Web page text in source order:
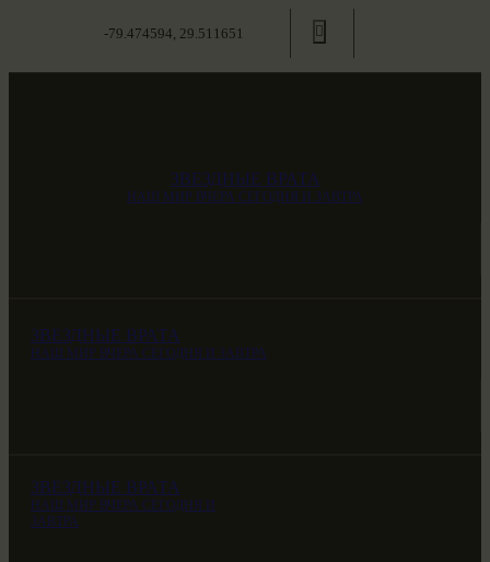
-79.474594, 29.511651
ЗВЕЗДНЫЕ ВРАТА
НАШ МИР ВЧЕРА СЕГОДНЯ И ЗАВТРА
ЗВЕЗДНЫЕ ВРАТА
НАШ МИР ВЧЕРА СЕГОДНЯ И ЗАВТРА
ЗВЕЗДНЫЕ ВРАТА
НАШ МИР ВЧЕРА СЕГОДНЯ И
ЗАВТРА